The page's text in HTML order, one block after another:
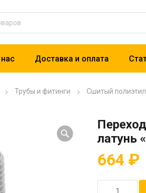
Доставка и оплата
Трубы и фитинги Сшитый
латунь
664 ₽